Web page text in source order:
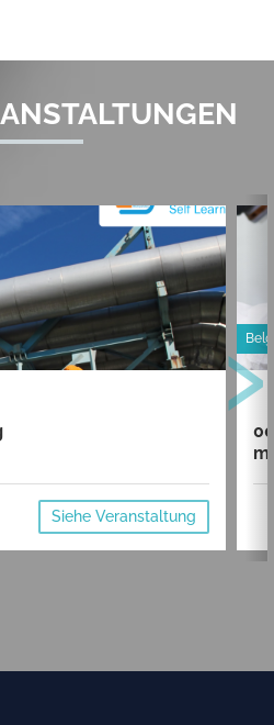
Siehe Veranstaltung
›